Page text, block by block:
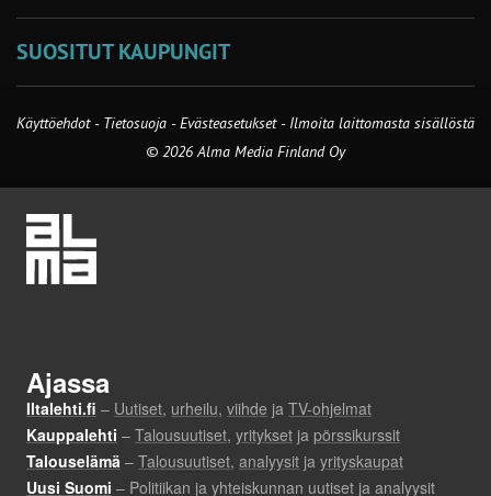
SUOSITUT KAUPUNGIT
Käyttöehdot - Tietosuoja -Evästeasetukset- Ilmoita laittomasta sisällöstä
© 2026 Alma Media Finland Oy